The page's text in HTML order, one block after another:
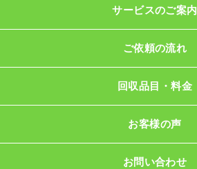
サービスのご案内
ご依頼の流れ
回収品目・料金
お客様の声
お問い合わせ